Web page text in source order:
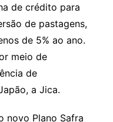
de crédito para
de pastagens,
de 5% ao ano.
meio de
de
a Jica.
novo Plano Safra